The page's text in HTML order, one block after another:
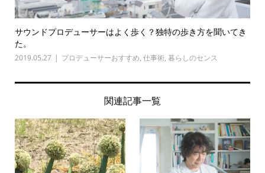
サウンドプロデューサーはよく歩く？独特の歩き方を聞いてき
た。
2019.05.27 プロデューサーおすすめ, 仕事術, 暮らしのセンス
関連記事一覧